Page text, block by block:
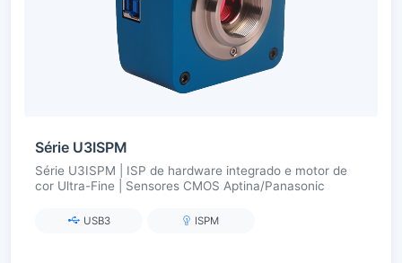
Série U3ISPM
Série U3ISPM | ISP de hardware integrado e motor de
cor Ultra-Fine | Sensores CMOS Aptina/Panasonic
USB3 ISPM